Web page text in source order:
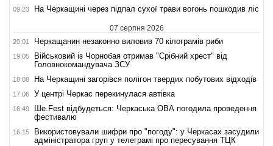
09:23 На Черкащині через підпал сухої трави вогонь пошкодив ліс
07 серпня 2026
20:01 Черкащанин незаконно виловив 70 кілограмів риби
19:05
Військовий із Чорнобая отримав "Срібний хрест" від
Головнокомандувача ЗСУ
18:08 На Черкащині загорівся полігон твердих побутових відходів
17:06 У центрі Черкас перекинулася автівка
16:49
Ше.Fest відбудеться: Черкаська ОВА погодила проведення
фестивалю
16:15
Використовували шифри про "погоду": у Черкасах засудили
адміністратора груп у телеграмі про пересування ТЦК